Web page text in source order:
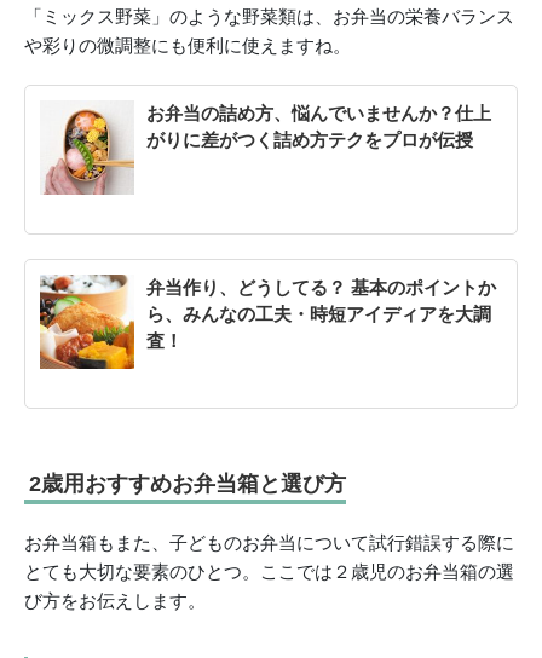
「ミックス野菜」のような野菜類は、お弁当の栄養バランス
や彩りの微調整にも便利に使えますね。
お弁当の詰め方、悩んでいませんか？仕上
がりに差がつく詰め方テクをプロが伝授
弁当作り、どうしてる？ 基本のポイントか
ら、みんなの工夫・時短アイディアを大調
査！
2歳用おすすめお弁当箱と選び方
お弁当箱もまた、子どものお弁当について試行錯誤する際に
とても大切な要素のひとつ。ここでは２歳児のお弁当箱の選
び方をお伝えします。